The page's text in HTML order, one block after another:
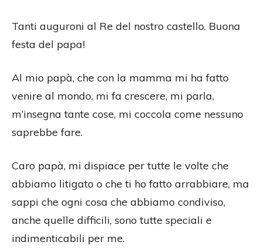
Tanti auguroni al Re del nostro castello. Buona
festa del papa!
Al mio papà, che con la mamma mi ha fatto
venire al mondo, mi fa crescere, mi parla,
m’insegna tante cose, mi coccola come nessuno
saprebbe fare.
Caro papà, mi dispiace per tutte le volte che
abbiamo litigato o che ti ho fatto arrabbiare, ma
sappi che ogni cosa che abbiamo condiviso,
anche quelle difficili, sono tutte speciali e
indimenticabili per me.